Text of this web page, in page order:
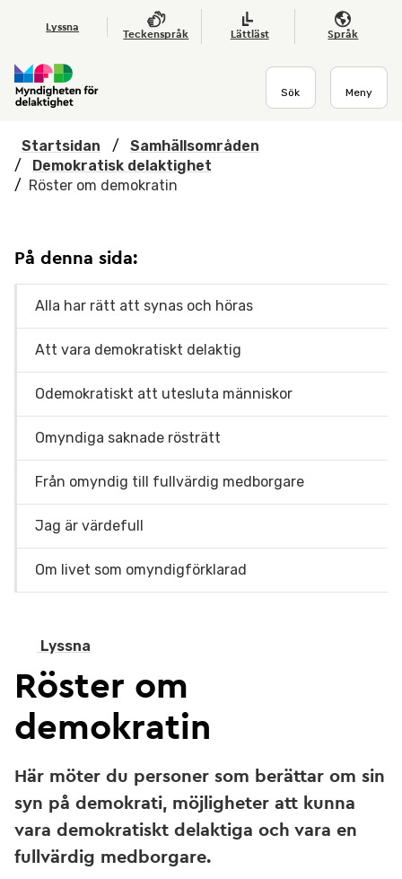
Hoppa till huvudmenyn
Lyssna
Teckenspråk Lättläst Språk
Sök Meny
Startsidan /
Samhällsområden
/
Demokratisk delaktighet
/ Röster om demokratin
Lyssna
Röster om
demokratin
Här möter du personer som berättar om sin
syn på demokrati, möjligheter att kunna
vara demokratiskt delaktiga och vara en
fullvärdig medborgare.
På denna sida:
Alla har rätt att synas och höras
Att vara demokratiskt delaktig
Odemokratiskt att utesluta människor
Omyndiga saknade rösträtt
Från omyndig till fullvärdig medborgare
Jag är värdefull
Om livet som omyndigförklarad